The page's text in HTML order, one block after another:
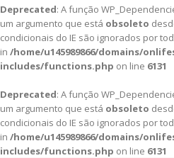
Deprecated: A função
um argumento que está obsoleto
condicionais do IE são ignorados por
in /home/u145989866/domains/
includes/functions.php on line 6131
Deprecated: A função
um argumento que está obsoleto
condicionais do IE são ignorados por
in /home/u145989866/domains/
includes/functions.php on line 6131